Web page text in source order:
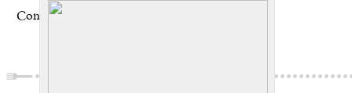
Condividi: